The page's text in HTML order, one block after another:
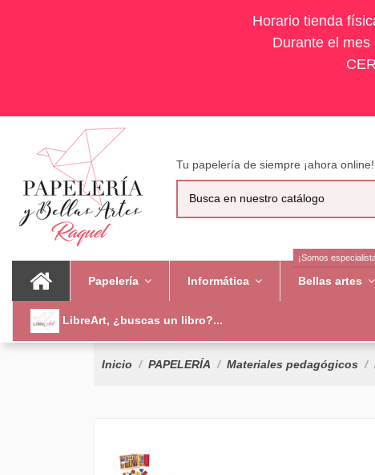
Horario tienda
Durante el
Tu papelería de siempre ¡ahora online!
Papelería Informática Bellas artes
¡Somos
LibreArt, ¿buscas un libro?...
Inicio PAPELERÍA Materiales pedagógicos